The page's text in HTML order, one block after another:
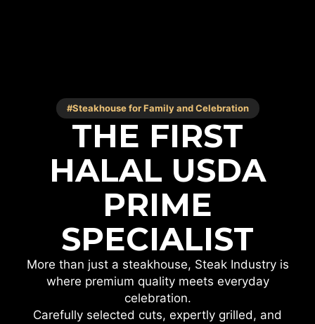
#Steakhouse for Family and Celebration
THE FIRST
HALAL USDA
PRIME
SPECIALIST
More than just a steakhouse, Steak Industry is
where premium quality meets everyday
celebration.
Carefully selected cuts, expertly grilled, and